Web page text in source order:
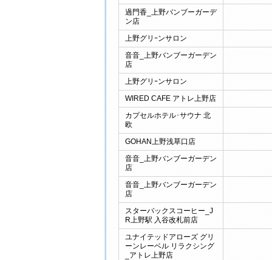
過門香_上野バンブーガーデ
ン店
上野グリｰンサロン
音音_上野バンブーガーデン
店
上野グリｰンサロン
WIRED CAFE アトレ上野店
カプセルホテル･サウナ 北
欧
GOHAN上野浅草口店
音音_上野バンブーガーデン
店
音音_上野バンブーガーデン
店
スターバックスコーヒー_J
R上野駅 入谷改札前店
ユナイテッドアローズ グリ
ーンレーベル リラクシング
_アトレ上野店